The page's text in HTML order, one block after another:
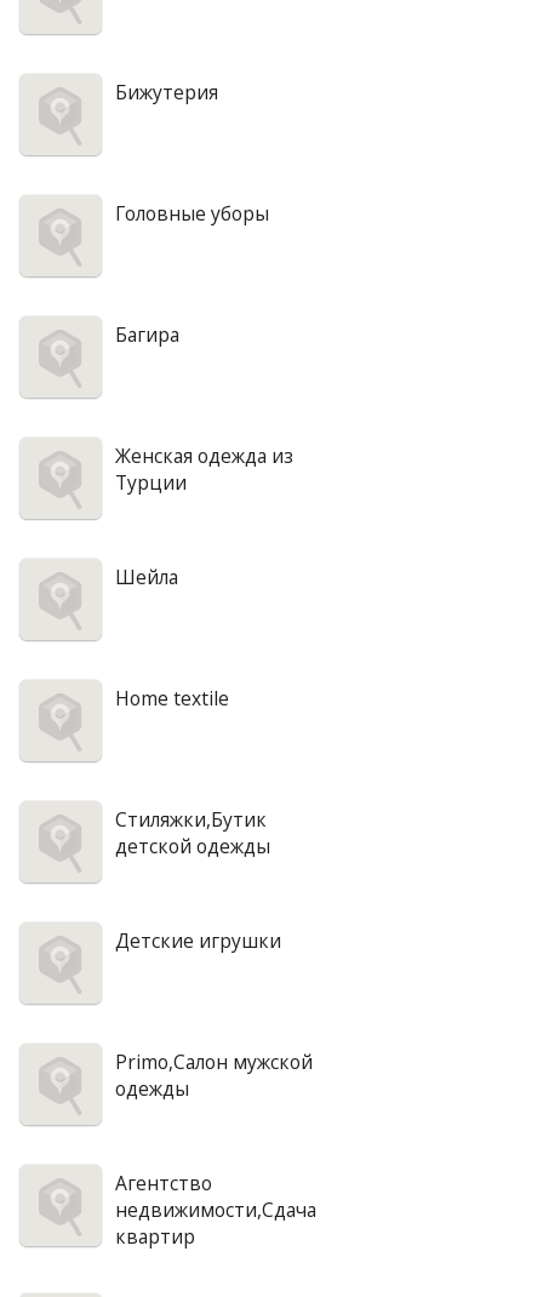
Бижутерия
Головные уборы
Багира
Женская одежда из
Турции
Шейла
Home textile
Стиляжки,Бутик
детской одежды
Детские игрушки
Primo,Салон мужской
одежды
Агентство
недвижимости,Сдача
квартир